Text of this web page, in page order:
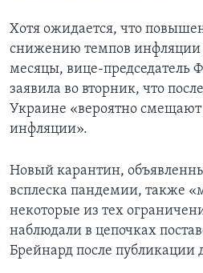
Хотя ожидается, что
снижению темпов
месяцы, вице-председатель
заявила во вторник, что
Украине «вероятно смещают
инфляции».
Новый карантин,
всплеска пандемии, также
некоторые из тех
наблюдали в цепочках
Брейнард после